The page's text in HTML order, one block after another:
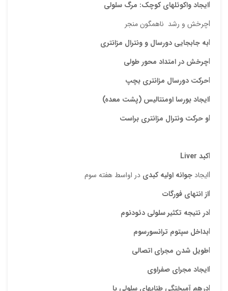
lایجاد واکوئلهای کوچک: مرگ سلولی
lچرخش و رشد ناهمگون منجر
lبه جابجایی دورسال و ونترال مزانتری
lچرخش در امتداد محور طولی
lحرکت دورسال مزانتری بچپ
lایجاد بورسا اومنتالیس (پشت معده)
lو حرکت ونترال مزانتری براست
lکبد Liver
lایجاد
جوانه اولیه کبدی در اواسط هفته سوم
lاز انتهای فورگات
lدر نتیجه تکثیر سلولی دئودنوم
lبداخل سپتوم ترانسورسوم
lطویل شدن مجرای اتصالی
lایجاد مجرای صفراوی
lدرهم آمیختگی طنابهای سلولی با